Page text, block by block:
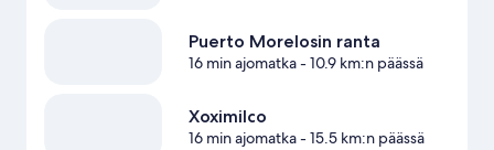
Puerto Morelosin ranta
16 min ajomatka- 10.9 km:n päässä
Xoximilco
16 min ajomatka- 15.5 km:n päässä